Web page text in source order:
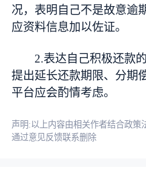
况，表明自己不是故意逾
应资料信息加以佐证。
2.表达自己积极还款
提出延长还款期限、分期
平台应会酌情考虑。
声明:以上内容由相关作者结合政策
通过意见反馈联系删除